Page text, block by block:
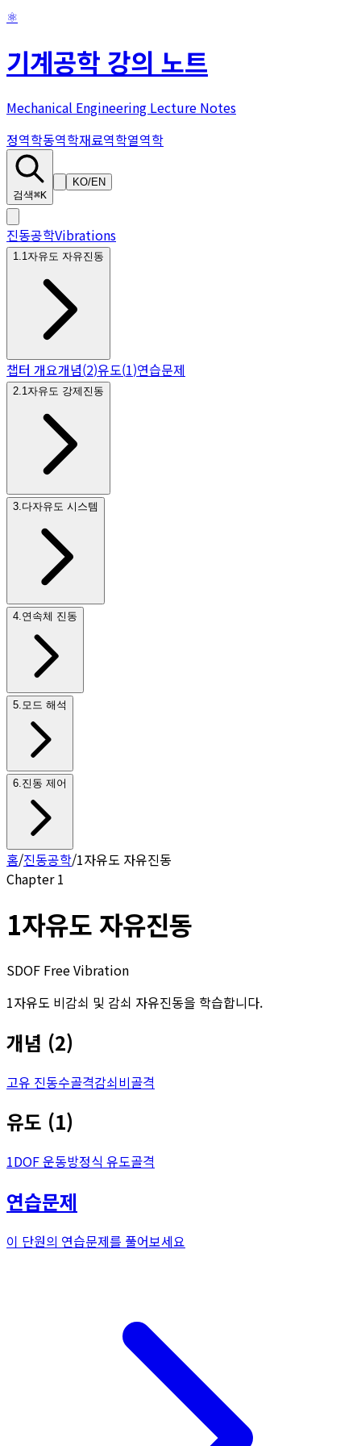
⚛
기계공학 강의 노트
Mechanical Engineering Lecture Notes
정역학동역학재료역학열역학
검색⌘K
KO/EN
진동공학Vibrations
1 1자유도 자유진동
챕터 개요개념(2)유도(1)연습문제
2 1자유도 강제진동
3 다자유도 시스템
4 연속체 진동
5 모드 해석
6 진동 제어
홈/진동공학/1자유도 자유진동
Chapter1
1자유도 자유진동
SDOF Free Vibration
1자유도 비감쇠 및 감쇠 자유진동을 학습합니다.
개념 (2)
고유 진동수골격감쇠비골격
유도 (1)
1DOF 운동방정식 유도골격
연습문제
이 단원의 연습문제를 풀어보세요